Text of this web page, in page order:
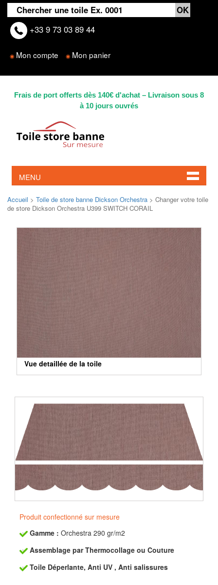
+33 9 73 03 89 44
◉ Mon compte ◉ Mon panier
Frais de port offerts dès 140€ d'achat – Livraison sous 8
à 10 jours ouvrés
MENU
Accueil > Toile de store banne Dickson Orchestra > Changer votre toile
de store Dickson Orchestra U399 SWITCH CORAIL
Vue detaillée de la toile
Produit confectionné sur mesure
Gamme : Orchestra 290 gr/m2
Assemblage par Thermocollage ou Couture
Toile Déperlante, Anti UV , Anti salissures